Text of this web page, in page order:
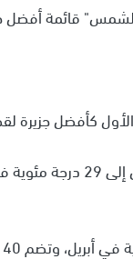
قائمة أفضل جزر
كأفضل جزيرة